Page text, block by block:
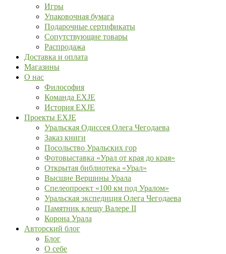
Игры
Упаковочная бумага
Подарочные сертификаты
Сопутствующие товары
Распродажа
Доставка и оплата
Магазины
О нас
Философия
Команда EXJE
История EXJE
Проекты EXJE
Уральская Одиссея Олега Чегодаева
Заказ книги
Посольство Уральских гор
Фотовыставка «Урал от края до края»
Открытая библиотека «Урал»
Высшие Вершины Урала
Спелеопроект «100 км под Уралом»
Уральская экспедиция Олега Чегодаева
Памятник клещу Валере II
Корона Урала
Авторский блог
Блог
О себе